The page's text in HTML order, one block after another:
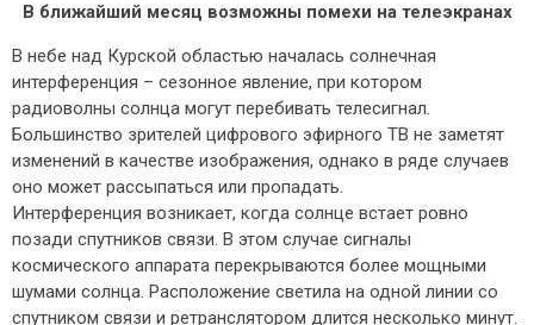
В ближайший месяц возможны помехи на телеэкранах
В небе над Курской областью началась солнечная
интерференция – сезонное явление, при котором
радиоволны солнца могут перебивать телесигнал.
Большинство зрителей цифрового эфирного ТВ не заметят
изменений в качестве изображения, однако в ряде случаев
оно может рассыпаться или пропадать.
Интерференция возникает, когда солнце встает ровно
позади спутников связи. В этом случае сигналы
космического аппарата перекрываются более мощными
шумами солнца. Расположение светила на одной линии со
спутником связи и ретранслятором длится несколько минут.